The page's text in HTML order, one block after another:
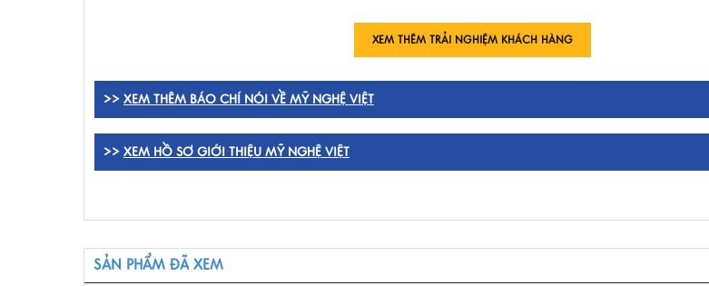
XEM THÊM TRẢI NGHIỆM KHÁCH HÀNG
>> XEM THÊM BÁO CHÍ NÓI VỀ MỸ NGHỆ VIỆT
>> XEM HỒ SƠ GIỚI THIỆU MỸ NGHỆ VIỆT
SẢN PHẨM ĐÃ XEM